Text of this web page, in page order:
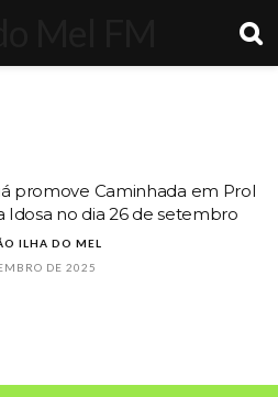
promove Caminhada em Prol
Idosa no dia 26 de setembro
ILHA DO MEL
DE 2025